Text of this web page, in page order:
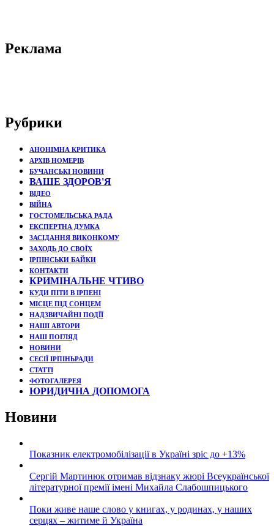
Реклама
Рубрики
АНОНІМНА КРИТИКА
АРХІВ НОМЕРІВ
БУЧАНСЬКІ НОВИНИ
ВАШЕ ЗДОРОВ'Я
ВІДЕО
ВІЙНА
ГОСТОМЕЛЬСЬКА РАДА
ЕКСПЕРТНА ДУМКА
ЗАСІДАННЯ ВИКОНКОМУ
ЗАХОДЬ ДО СВОЇХ
ІРПІНСЬКИ БАЙКИ
КОНТАКТИ
КРИМІНАЛЬНЕ ЧТИВО
КУДИ ПІТИ В ІРПЕНІ
МІСЦЕ ПІД СОНЦЕМ
НАДЗВИЧАЙНІ ПОДЇЇ
НАШІ АВТОРИ
НАШ ПОГЛЯД
НОВИНИ
СЕСІЇ ІРПІНЬРАДИ
СТАТТІ
ФОТОГАЛЕРЕЯ
ЮРИДИЧНА ДОПОМОГА
Новини
Показник електромобілізації в Україні зріс до +13%
Сергій Мартинюк отримав відзнаку жюрі Всеукраїнської
літературної премії імені Михайла Слабошпицького
Поки живе наше слово у книгах, у родинах, у наших
серцях – житиме й Україна